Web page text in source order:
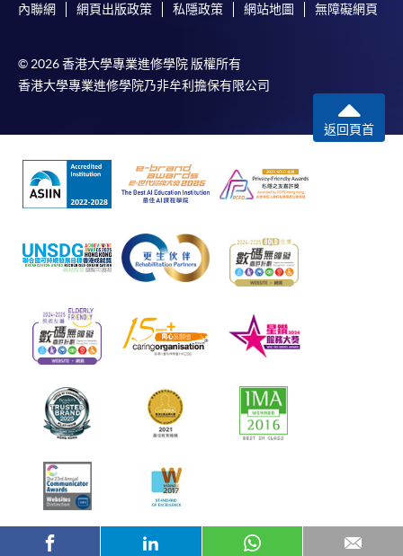
內聯網 網頁出版政策 私隱政策 網站地圖 無障礙網頁
© 2026 香港大學專業進修學院 版權所有
香港大學專業進修學院乃非牟利擔保有限公司
返回頁首